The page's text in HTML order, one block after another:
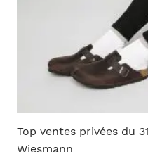
Top ventes privées du
Wiesmann